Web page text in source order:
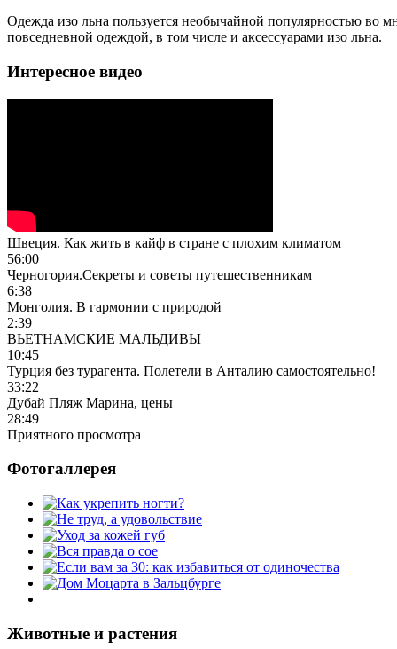
Одежда изо льна пользуется необычайной популярностью во
повседневной одеждой, в том числе и аксессуарами изо льна.
Интересное видео
Швеция. Как жить в кайф в стране с плохим климатом
56:00
Черногория.Секреты и советы путешественникам
6:38
Монголия. В гармонии с природой
2:39
ВЬЕТНАМСКИЕ МАЛЬДИВЫ
10:45
Турция без турагента. Полетели в Анталию самостоятельно!
33:22
Дубай Пляж Марина, цены
28:49
Приятного просмотра
Фотогаллерея
Животные и растения